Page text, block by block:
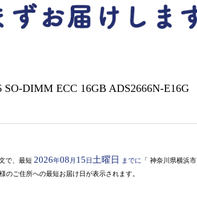
DIMM ECC 16GB ADS2666N-E16G
で、最短 2026年08 月 15日 土曜日 までに 「 神奈川県横浜市
のご住所への最短お届け日が表示されます。